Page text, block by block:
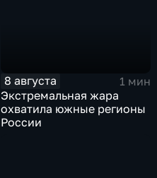
8 августа
1 мин
Экстремальная жара
охватила южные регионы
России